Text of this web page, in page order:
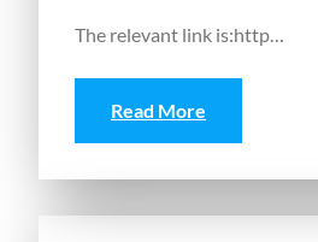
The relevant link is:http…
Read More